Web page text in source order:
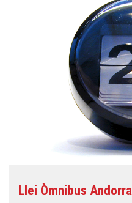
Llei Òmnibus Andorra